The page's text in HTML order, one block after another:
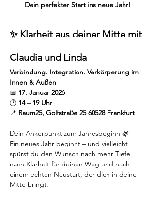
Dein perfekter Start ins neue Jahr!
✨ Klarheit aus deiner Mitte mit
Claudia und Linda
Verbindung. Integration. Verkörperung im
Innen & Außen
📅 17. Januar 2026
🕑 14 – 19 Uhr
📍 Raum25, Golfstraße 25 60528 Frankfurt
Dein Ankerpunkt zum Jahresbeginn 🌿
Ein neues Jahr beginnt – und vielleicht
spürst du den Wunsch nach mehr Tiefe,
nach Klarheit für deinen Weg und nach
einem echten Neustart, der dich in deine
Mitte bringt.